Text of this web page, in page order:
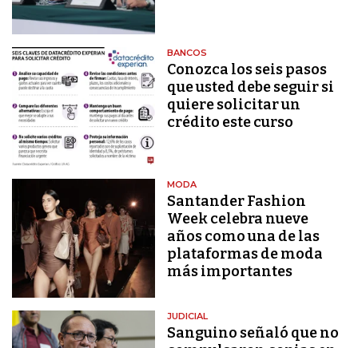
BANCOS
Conozca los seis pasos
que usted debe seguir si
quiere solicitar un
crédito este curso
MODA
Santander Fashion
Week celebra nueve
años como una de las
plataformas de moda
más importantes
JUDICIAL
Sanguino señaló que no